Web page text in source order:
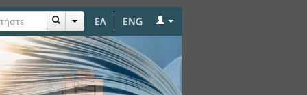
ΕΛ ENG
approaches